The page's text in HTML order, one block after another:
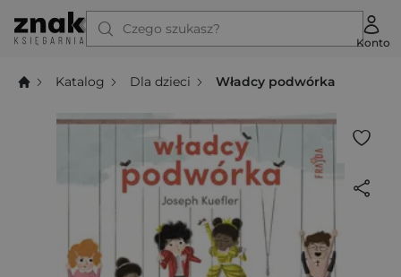
Czego szukasz?
Konto
Katalog Dla dzieci Władcy podwórka